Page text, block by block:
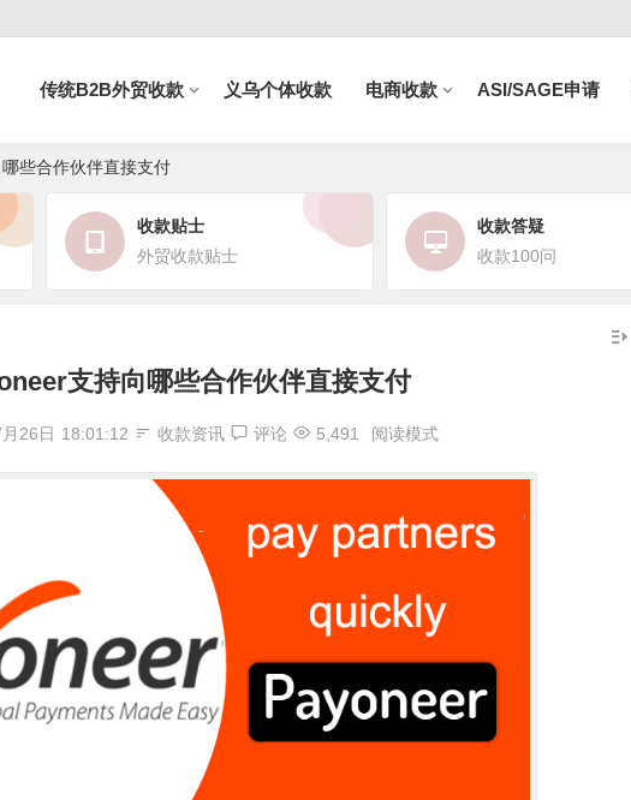
传统B2B外贸收款 义乌个体收款 电商收款 ASI/SAGE申请
些合作伙伴直接支付
收款贴士
外贸收款贴士
收款答疑
收款100问
支持向哪些合作伙伴直接支付
26日 18:01:12 收款资讯 评论 5,491 阅读模式